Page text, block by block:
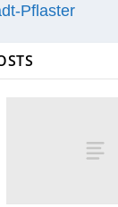
Pflaster